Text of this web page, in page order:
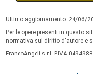
Ultimo aggiornamento: 24/06/
Per le opere presenti in questo
normativa sul diritto d'autore e
FrancoAngeli s.r.l. P.IVA